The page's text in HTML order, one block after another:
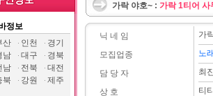
정보
산 인천
경기
남 대구
경북
남 전북
대전
북 강원
제주
가락 야호~ : 가락 1티어 사
닉 네 임
모집업종
담 당 자
상 호
가
노
최
티